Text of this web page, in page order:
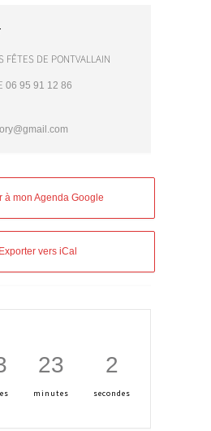
FÊTES DE PONTVALLAIN
06 95 91 12 86
à mon Agenda Google
vers iCal
23
minutes
1
seconde